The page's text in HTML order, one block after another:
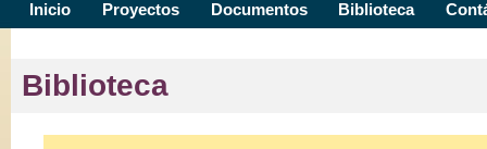
Inicio Proyectos Documentos Biblioteca
Biblioteca